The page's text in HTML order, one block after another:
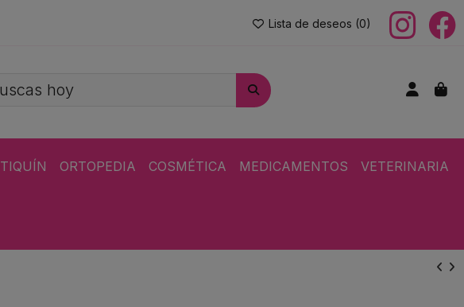
Lista de deseos (0)
ORTOPEDIA COSMÉTICA MEDICAMENTOS VETERINARIA